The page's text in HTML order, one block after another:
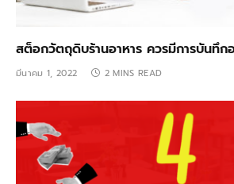
สต็อกวัตถุดิบร้านอาหาร ควรมีการบันทึก
มีนาคม 1, 2022 2 MINS READ